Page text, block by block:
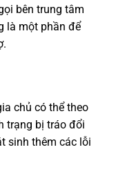
bên trung tâm
là một phần để
chủ có thể theo
trạng bị tráo đổi
sinh thêm các lỗi